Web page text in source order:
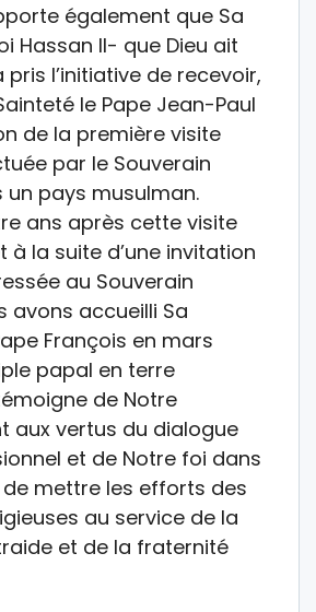
également que Sa
Hassan II- que Dieu ait
pris l’initiative de recevoir,
le Pape Jean-Paul
de la première visite
par le Souverain
un pays musulman.
ans après cette visite
à la suite d’une invitation
au Souverain
avons accueilli Sa
François en mars
papal en terre
de Notre
aux vertus du dialogue
et de Notre foi dans
mettre les efforts des
au service de la
et de la fraternité